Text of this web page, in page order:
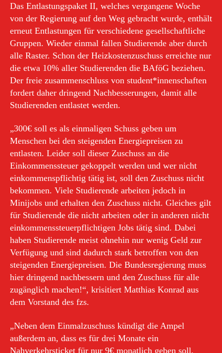
Das Entlastungspaket II, welches vergangene Woche
von der Regierung auf den Weg gebracht wurde, enthält
erneut Entlastungen für verschiedene gesellschaftliche
Gruppen. Wieder einmal fallen Studierende aber durch
alle Raster. Schon der Heizkostenzuschuss erreichte nur
die etwa 10% aller Studierenden die BAföG beziehen.
Der freie zusammenschluss von student*innenschaften
fordert daher dringend Nachbesserungen, damit alle
Studierenden entlastet werden.
„300€ soll es als einmaligen Schuss geben um
Menschen bei den steigenden Energiepreisen zu
entlasten. Leider soll dieser Zuschuss an die
Einkommenssteuer gekoppelt werden und wer nicht
einkommenspflichtig tätig ist, soll den Zuschuss nicht
bekommen. Viele Studierende arbeiten jedoch in
Minijobs und erhalten den Zuschuss nicht. Gleiches gilt
für Studierende die nicht arbeiten oder in anderen nicht
einkommenssteuerpflichtigen Jobs tätig sind. Dabei
haben Studierende meist ohnehin nur wenig Geld zur
Verfügung und sind dadurch stark betroffen von den
steigenden Energiepreisen. Die Bundesregierung muss
hier dringend nachbessern und den Zuschuss für alle
zugänglich machen!“, krisitiert Matthias Konrad aus
dem Vorstand des fzs.
„Neben dem Einmalzuschuss kündigt die Ampel
außerdem an, dass es für drei Monate ein
Nahverkehrsticket für nur 9€ monatlich geben soll,